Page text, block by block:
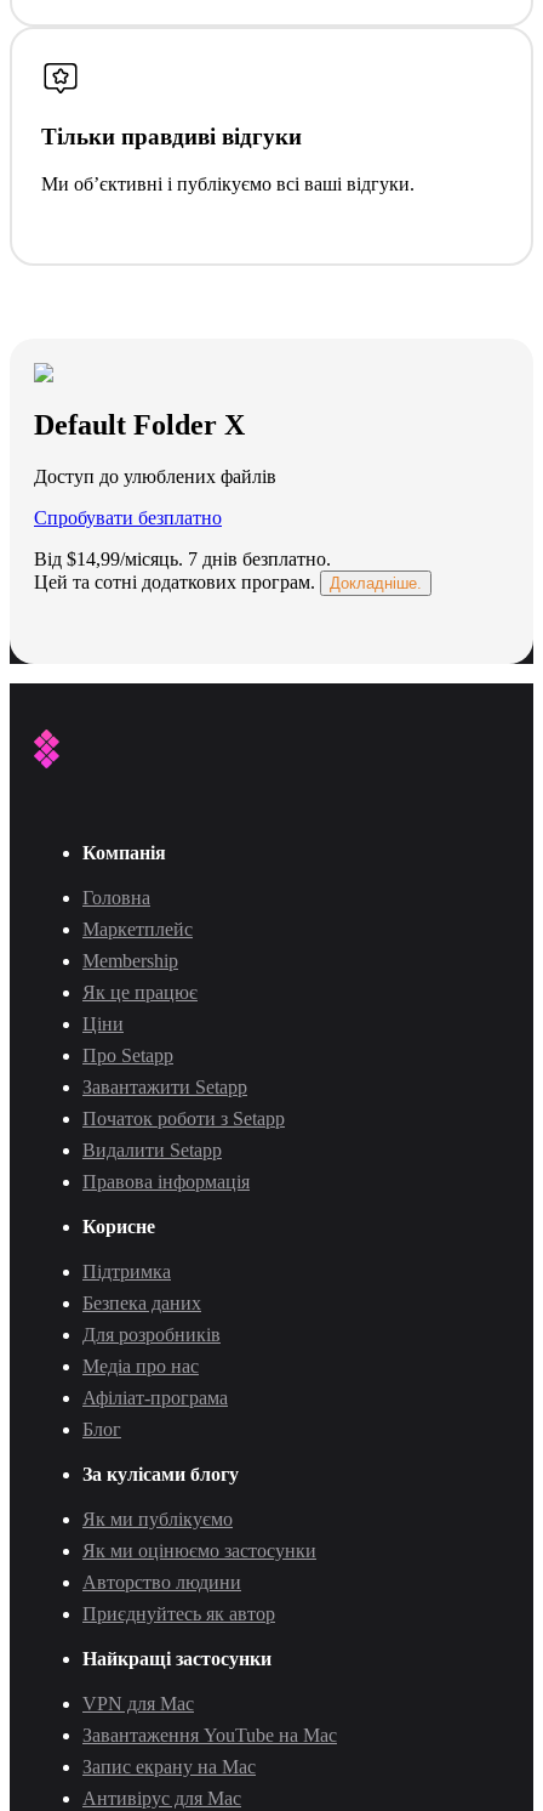
Тільки правдиві відгуки
Ми обʼєктивні і публікуємо всі ваші відгуки.
Default Folder X
Доступ до улюблених файлів
Спробувати безплатно
Від $14,99/місяць. 7 днів безплатно.
Цей та сотні додаткових програм.
Докладніше.
Компанія
Головна
Маркетплейс
Membership
Як це працює
Ціни
Про Setapp
Завантажити Setapp
Початок роботи з Setapp
Видалити Setapp
Правова інформація
Корисне
Підтримка
Безпека даних
Для розробників
Медіа про нас
Афіліат-програма
Блог
За кулісами блогу
Як ми публікуємо
Як ми оцінюємо застосунки
Авторство людини
Приєднуйтесь як автор
Найкращі застосунки
VPN для Mac
Завантаження YouTube на Mac
Запис екрану на Mac
Антивірус для Mac